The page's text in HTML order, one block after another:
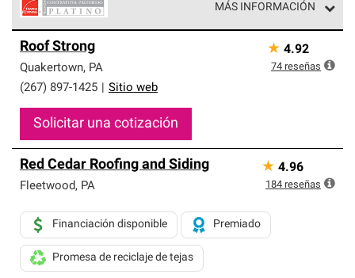
MÁS INFORMACIÓN
Corning constituyen el nivel superior de nuestra red
exclusiva y cumplen con estándares estrictos de
profesionalismo, confiabilidad y destreza incomparable.
Solo ellos pueden ofrecer nuestra mejor garantía de
sistemas de techos.
Roof Strong
Quakertown, PA
(267) 897-1425
Sitio web
Solicitar una cotización
★ 4.92
74 reseñas
Red Cedar Roofing and Siding
Fleetwood, PA
Financiación disponible Premiado
Promesa de reciclaje de tejas
★ 4.96
184 reseñas